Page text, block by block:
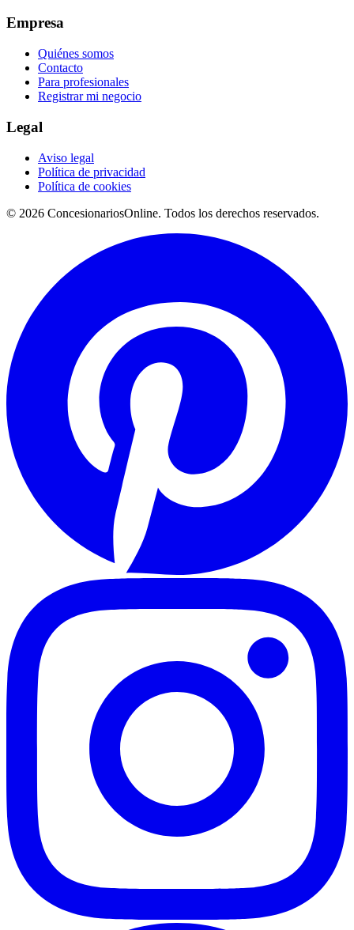
Empresa
Quiénes somos
Contacto
Para profesionales
Registrar mi negocio
Legal
Aviso legal
Política de privacidad
Política de cookies
© 2026 ConcesionariosOnline. Todos los derechos reservados.